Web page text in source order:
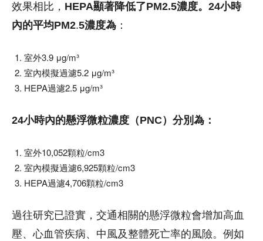
效果相比， HEPA顯著降低了PM2.5濃度。24小時
內的平均PM2.5濃度為 ：
室外3.9 μg/m³
室內模擬過濾5.2 μg/m³
HEPA過濾2.5 μg/m³
24小時內的懸浮微粒濃度（PNC）分別為：
室外10,052顆粒/cm3
室內模擬過濾6,925顆粒/cm3
HEPA過濾4,706顆粒/cm3
過往研究已證實，交通相關的懸浮微粒會增加高血
壓、心血管疾病、中風及整體死亡率的風險。例如